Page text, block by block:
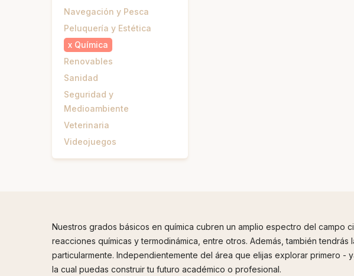
Navegación y Pesca
Peluquería y Estética
x Química
Renovables
Sanidad
Seguridad y
Medioambiente
Veterinaria
Videojuegos
Nuestros grados básicos en química cubren un amplio espectro del campo
reacciones químicas y termodinámica, entre otros. Además, también
particularmente. Independientemente del área que elijas explorar primero
la cual puedas construir tu futuro académico o profesional.